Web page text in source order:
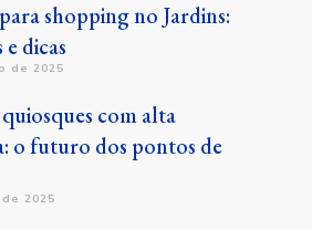
shopping no Jardins:
dicas
de 2025
com alta
o futuro dos pontos de
2025